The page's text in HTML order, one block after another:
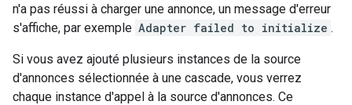
n'a pas réussi à charger une annonce, un message d'erreur
s'affiche, par exemple Adapter failed to initialize .
Si vous avez ajouté plusieurs instances de la source
d'annonces sélectionnée à une cascade, vous verrez
chaque instance d'appel à la source d'annonces. Ce